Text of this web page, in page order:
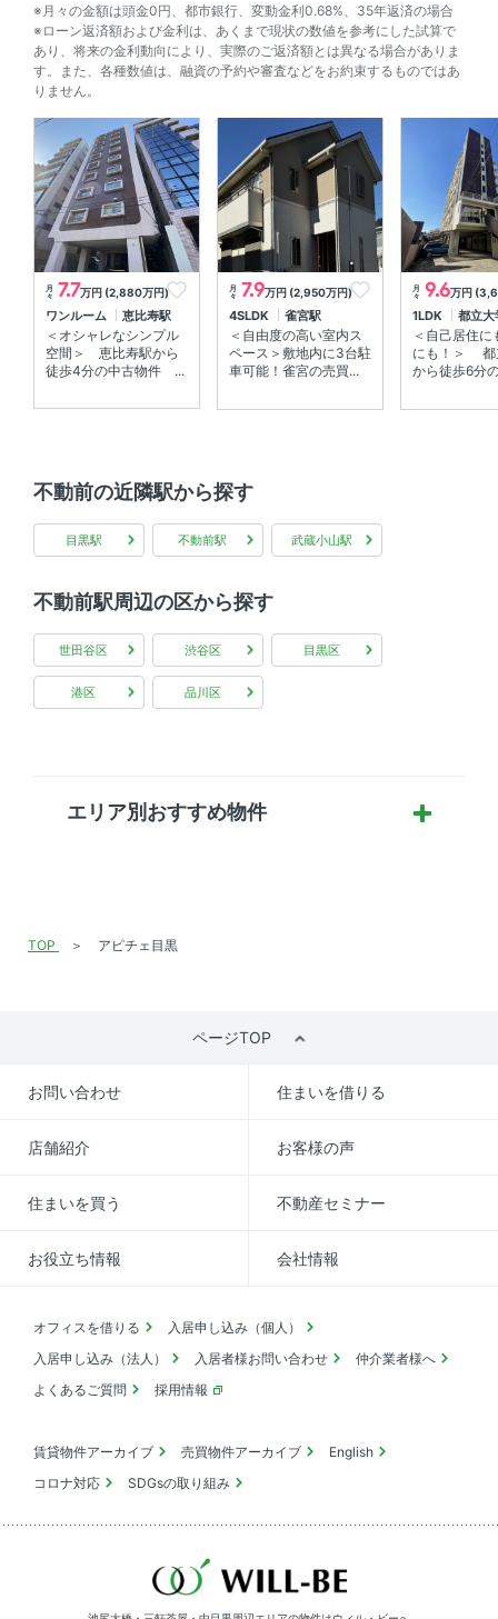
※月々の金額は頭金0円、都市銀行、変動金利0.68%、35年返済の場合
※ローン返済額および金利は、あくまで現状の数値を参考にした試算で
あり、将来の金利動向により、実際のご返済額とは異なる場合がありま
す。また、各種数値は、融資の予約や審査などをお約束するものではあ
りません。
月
々 7.7万円 (2,880万円)
ワンルーム 恵比寿駅
＜オシャレなシンプル
空間＞ 恵比寿駅から
徒歩4分の中古物件 ...
月
々 7.9万円 (2,950万円)
4SLDK 雀宮駅
＜自由度の高い室内ス
ペース＞敷地内に3台駐
車可能！雀宮の売買...
月
々 9.6万円
1LDK 都立大
＜自己居住に
にも！＞ 都
から徒歩6分
不動前の近隣駅から探す
目黒駅 不動前駅 武蔵小山駅
不動前駅周辺の区から探す
世田谷区 渋谷区 目黒区
港区 品川区
エリア別おすすめ物件
TOP アピチェ目黒
ページTOP
お問い合わせ 住まいを借りる
店舗紹介 お客様の声
住まいを買う 不動産セミナー
お役立ち情報 会社情報
オフィスを借りる
入居申し込み（個人）
入居申し込み（法人）
入居者様お問い合わせ
仲介業者様へ
よくあるご質問
採用情報
賃貸物件アーカイブ 売買物件アーカイブ
English
コロナ対応
SDGsの取り組み